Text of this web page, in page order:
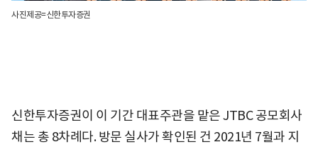
사진제공=신한투자증권
신한투자증권이 이 기간 대표주관을 맡은 JTBC 공모회사
채는 총 8차례다. 방문 실사가 확인된 건 2021년 7월과 지